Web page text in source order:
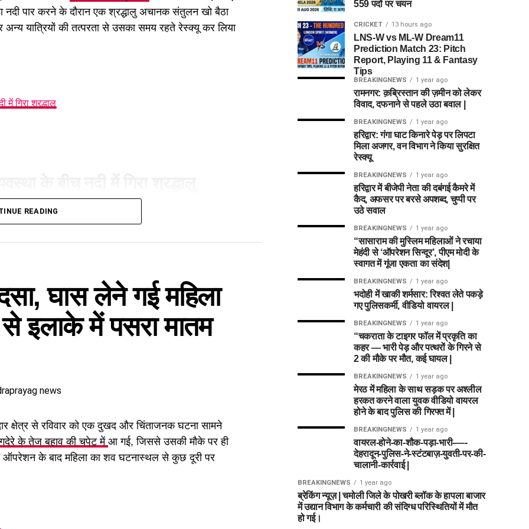
नदी पार करने के दौरान एक श्रद्धालु अचानक संतुलन खो बैठा
अन्य यात्रियों की तत्परता से उसका समय रहते रेस्क्यू कर लिया
में गिरा श्रद्धालु
पुल पहले ही बह चुका है। इसके बाद श्रद्धालुओं और स्थानीय
दौरान ट्रॉली में सवार होने की कोशिश कर रहा एक तीर्थयात्री
राहत एवं बचाव अभियान शुरू किया। काफी मशक्कत के बाद
प्राथमिक उपचार उपलब्ध कराया गया। बताया जा रहा है कि
READING
घास लेने गई महिला
इलाके में पसरा मातम
से रविवार को एक दुखद और चिंताजनक घटना सामने
गदेरे के तेज बहाव की चपेट में आ गई, जिससे उसकी मौके पर ही
के बाद महिला का शव घटनास्थल से कुछ दूरी पर
559 पदों पर चयन
CRICKET 13 hours ago
LNS-W vs ML-W Dream11
Prediction Match 23: Pitch
Report, Playing 11 & Fantasy
Tips
BREAKINGNEWS 1 year ago
रामनगर: क़ब्रिस्तान की ज़मीन को लेकर
विवाद, दफनाने से पहले उठा बवाल |
BREAKINGNEWS 1 year ago
हरिद्वार: गंगा घाट किनारे पेड़ पर लिपटा
मिला अजगर, वन विभाग ने किया सुरक्षित
रेस्क्यू
BREAKINGNEWS 1 year ago
हरिद्वार में बीजेपी नेता की दबंगई कैमरे में
कैद, अफसर पर बरसे अपशब्द, चुप्पी पर
उठे सवाल
BREAKINGNEWS 1 year ago
“सासाराम की मुस्लिम महिलाओं ने रचाया
मेहंदी से ‘ऑपरेशन सिन्दूर’, पीएम मोदी के
स्वागत में गूंजा एकता का संदेश|
BREAKINGNEWS 1 year ago
भदोही में खाकी शर्मसार: रिश्वत लेते पकड़े
गए पुलिसकर्मी, वीडियो वायरल |
BREAKINGNEWS 1 year ago
“चकराता के टाइगर फॉल में प्रकृति का
कहर — भारी पेड़ और पत्थरों के गिरने से
2 की मौके पर मौत, कई घायल |
BREAKINGNEWS 1 year ago
मेरठ में महिला के साथ सड़क पर अश्लील
हरकत करने वाला युवक वीडियो वायरल
होने के बाद पुलिस की गिरफ्त में |
BREAKINGNEWS 1 year ago
वायरल-होने-का-शौक-पड़ा-भारी-—-
देहरादून-पुलिस-ने-स्टंटबाज़-युवती-पर-की-
चालानी-कार्रवाई |
BREAKINGNEWS 1 year ago
ब्रेकिंग न्यूज़ | चमोली जिले के पोखरी ब्लॉक के हापला बाजार
में उद्यान विभाग के कर्मचारी की संदिग्ध परिस्थितियों में मौत
हो गई।